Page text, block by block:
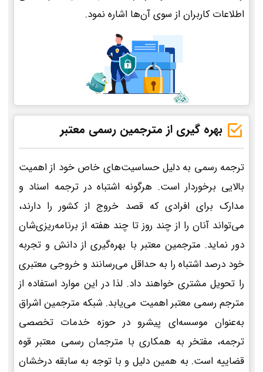
اطلاعات کاربران از سوی آن‌ها اشاره نمود.
بهره گیری از مترجمین رسمی معتبر
ترجمه رسمی به دلیل حساسیت‌های خاص خود از اهمیت
بالایی برخوردار است. هرگونه اشتباه در ترجمه اسناد و
مدارک برای افرادی که قصد خروج از کشور را دارند،
می‌تواند آنان را از چند روز تا چند هفته از برنامه‌ریزی‌شان
دور نماید. مترجمین معتبر با بهره‌گیری از دانش و تجربه
خود درصد اشتباه را به حداقل می‌رسانند و خروجی معتبری
را تحویل مشتری خواهند داد. لذا در این موارد استفاده از
مترجم رسمی معتبر اهمیت می‌یابد. شبکه مترجمین اشراق
به‌عنوان موسسه‌ای پیشرو در حوزه خدمات تخصصی
ترجمه، مفتخر به همکاری با مترجمان رسمی معتبر قوه
قضاییه است. به همین دلیل و با توجه به سابقه درخشان